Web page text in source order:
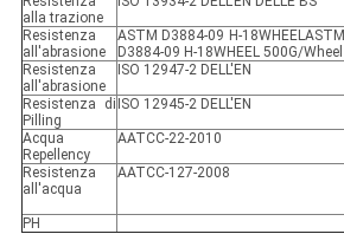
alla trazione
Resistenza
all'abrasione
ASTM D3884-09 H-18WHEELASTM
D3884-09 H-18WHEEL 500G/Wheel
Resistenza
all'abrasione
ISO 12947-2 DELL'EN
Resistenza di
Pilling
ISO 12945-2 DELL'EN
Acqua
Repellency
AATCC-22-2010
Resistenza
all'acqua
AATCC-127-2008
PH